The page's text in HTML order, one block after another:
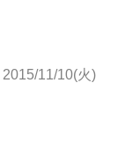
2015/11/10(火)